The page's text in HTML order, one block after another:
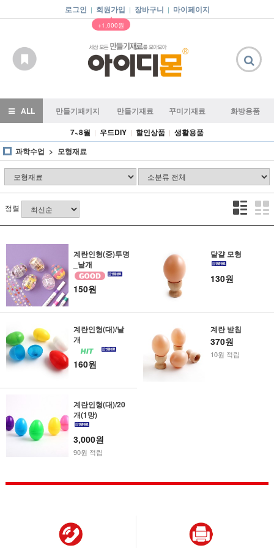
로그인 | 회원가입 |
▲
+1,000원
장바구니 | 마이페이지
ALL 만들기패키지 만들기재료 꾸미기재료
화방용품
7~8월 | 우드DIY | 할인상품 | 생활용품
과학수업
모형재료
정렬
계란인형(중)투명
_낱개
150원
달걀 모형
130원
계란인형(대)/낱
개
160원
계란 받침
370원
10원 적립
계란인형(대)/20
개(1망)
3,000원
90원 적립